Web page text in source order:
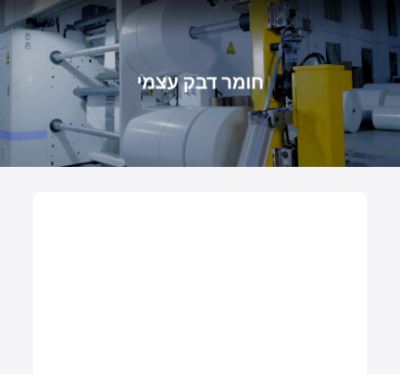
חומר דבק עצמי